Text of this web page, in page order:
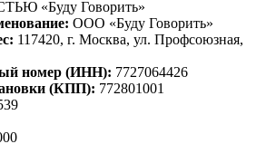
«Буду Говорить»
ООО «Буду Говорить»
117420, г. Москва, ул. Профсоюзная,
номер (ИНН): 7727064426
(КПП): 772801001